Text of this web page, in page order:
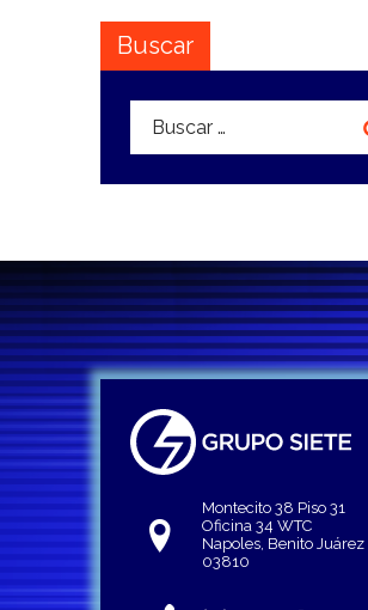
Buscar
Buscar:
Montecito 38 Piso 31
Oficina 34 WTC
Napoles, Benito Juárez
03810